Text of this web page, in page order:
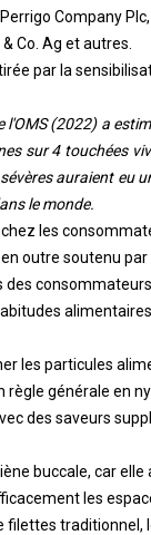
Company
Co. Ag et autres.
par la
(2022) a
sur 4 touchées
auraient eu
le monde.
les
outre soutenu
les particules
générale en
des saveurs
buccale, car
les